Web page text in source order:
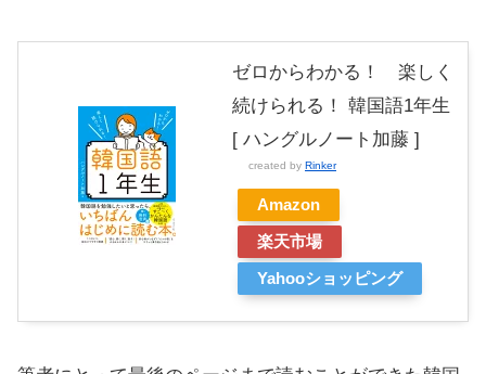
ゼロからわかる！ 楽しく
続けられる！ 韓国語1年生
[ ハングルノート加藤 ]
created by Rinker
Amazon
楽天市場
Yahooショッピング